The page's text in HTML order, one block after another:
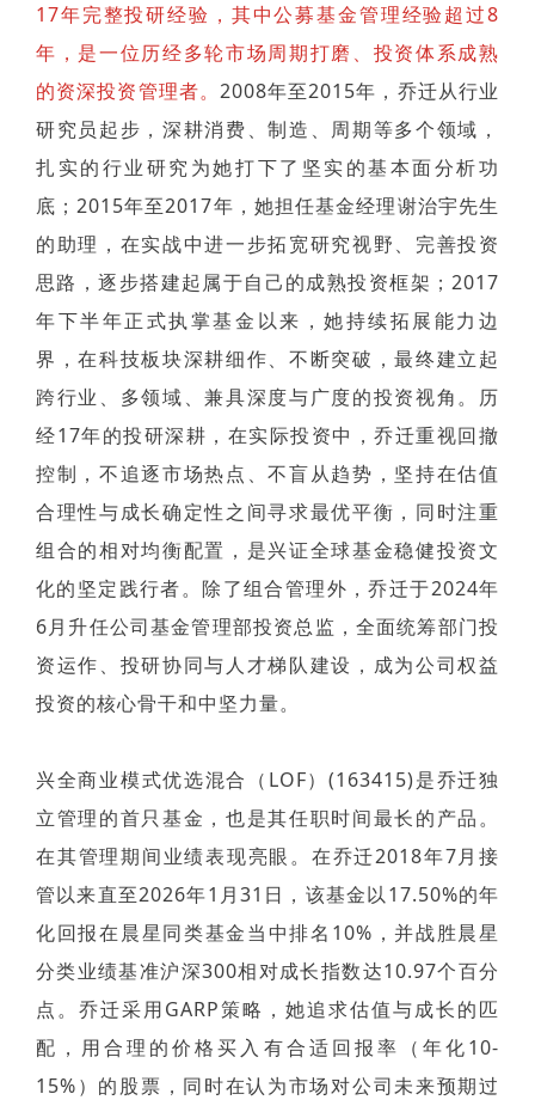
17年完整投研经验，其中公募基金管理经验超过8
年，是一位历经多轮市场周期打磨、投资体系成熟
的资深投资管理者。 2008年至2015年，乔迁从行业
研究员起步，深耕消费、制造、周期等多个领域，
扎实的行业研究为她打下了坚实的基本面分析功
底；2015年至2017年，她担任基金经理谢治宇先生
的助理，在实战中进一步拓宽研究视野、完善投资
思路，逐步搭建起属于自己的成熟投资框架；2017
年下半年正式执掌基金以来，她持续拓展能力边
界，在科技板块深耕细作、不断突破，最终建立起
跨行业、多领域、兼具深度与广度的投资视角。历
经17年的投研深耕，在实际投资中，乔迁重视回撤
控制，不追逐市场热点、不盲从趋势，坚持在估值
合理性与成长确定性之间寻求最优平衡，同时注重
组合的相对均衡配置，是兴证全球基金稳健投资文
化的坚定践行者。除了组合管理外，乔迁于2024年
6月升任公司基金管理部投资总监，全面统筹部门投
资运作、投研协同与人才梯队建设，成为公司权益
投资的核心骨干和中坚力量。
兴全商业模式优选混合（LOF）(163415)是乔迁独
立管理的首只基金，也是其任职时间最长的产品。
在其管理期间业绩表现亮眼。在乔迁2018年7月接
管以来直至2026年1月31日，该基金以17.50%的年
化回报在晨星同类基金当中排名10%，并战胜晨星
分类业绩基准沪深300相对成长指数达10.97个百分
点。乔迁采用GARP策略，她追求估值与成长的匹
配，用合理的价格买入有合适回报率（年化10-
15%）的股票，同时在认为市场对公司未来预期过